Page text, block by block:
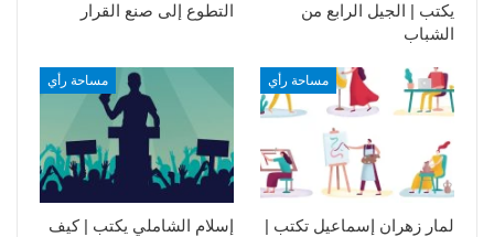
التطوع إلى صنع القرار
يكتب | الجيل الرابع من
الشباب
مساحة رأي
إسلام الشاملي يكتب | كيف
مساحة رأي
لمار زهران إسماعيل تكتب |